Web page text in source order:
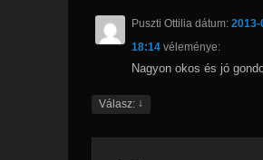
Puszti Ottilia dátum:2013-
18:14 véleménye:
Nagyon okos és jó
Válasz: ↓